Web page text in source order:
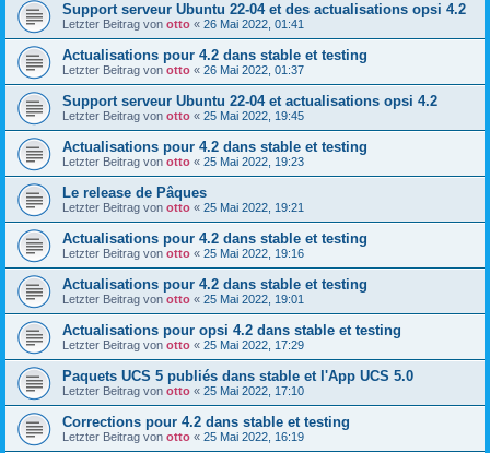
Support serveur Ubuntu 22-04 et des actualisations opsi 4.2
Letzter Beitrag von otto « 26 Mai 2022, 01:41
Actualisations pour 4.2 dans stable et testing
Letzter Beitrag von otto « 26 Mai 2022, 01:37
Support serveur Ubuntu 22-04 et actualisations opsi 4.2
Letzter Beitrag von otto « 25 Mai 2022, 19:45
Actualisations pour 4.2 dans stable et testing
Letzter Beitrag von otto « 25 Mai 2022, 19:23
Le release de Pâques
Letzter Beitrag von otto « 25 Mai 2022, 19:21
Actualisations pour 4.2 dans stable et testing
Letzter Beitrag von otto « 25 Mai 2022, 19:16
Actualisations pour 4.2 dans stable et testing
Letzter Beitrag von otto « 25 Mai 2022, 19:01
Actualisations pour opsi 4.2 dans stable et testing
Letzter Beitrag von otto « 25 Mai 2022, 17:29
Paquets UCS 5 publiés dans stable et l'App UCS 5.0
Letzter Beitrag von otto « 25 Mai 2022, 17:10
Corrections pour 4.2 dans stable et testing
Letzter Beitrag von otto « 25 Mai 2022, 16:19